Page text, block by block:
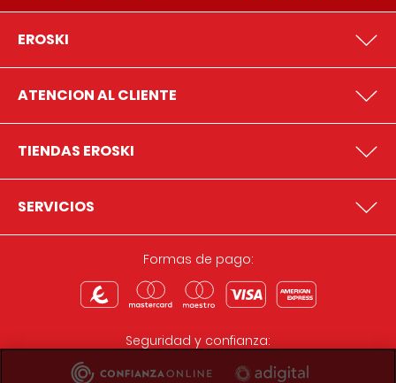
EROSKI
ATENCION AL CLIENTE
TIENDAS EROSKI
SERVICIOS
Formas de pago:
Seguridad y confianza: